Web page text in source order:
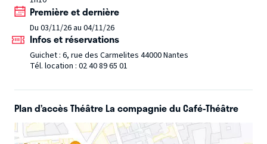
comédien passionné de Paris à Avignon, de la France à
l’Asie, en passant par l’Australie…
____________________________
Première et dernière
Du 03/11/26 au 04/11/26
Infos et réservations
Guichet : 6, rue des Carmelites 44000 Nantes
Tél. location : 02 40 89 65 01
Plan d’accès Théâtre La compagnie du Café-Théâtre